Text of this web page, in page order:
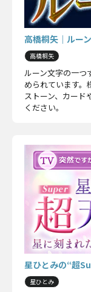
高橋桐矢｜ルー
高橋桐矢
ルーン文字の一つ
められています。
ストーン、カー
ください。
星ひとみの“超
星ひとみ